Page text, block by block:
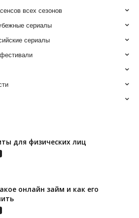
всех сезонов
сериалы
сериалы
для физических лиц
онлайн займ и как его